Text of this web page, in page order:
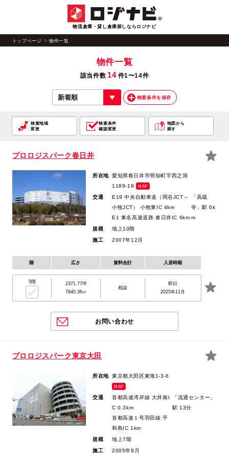
物流倉庫・貸し倉庫探しならロジナビ
トップページ 物件一覧
物件一覧
該当件数 14 件1〜14件
検索条件を保存
検索地域
変更
検索条件
確認変更
地図から
探す
プロロジスパーク春日井
所在地 愛知県春日井市明知町字西之洞
1189-19
MAP
交通
E19 中央自動車道（岡谷JCT～
小牧JCT） 小牧東IC 4km
E1 東名高速道路 春日井IC 6km
「高蔵
寺」駅 6k
m
規模
地上10階
施工
2007年12月
階 広さ 賃料合計 入居時期
5階
2371.77坪
7840.36㎡
相談
即日
2025年11月
お問い合わせ
プロロジスパーク東京大田
所在地 東京都大田区東海1-3-6
MAP
交通
首都高速湾岸線 大井南I
C 0.3km
首都高速１号羽田線 平
和島IC 1km
「流通センター」
駅 13分
規模
地上7階
施工
2005年9月